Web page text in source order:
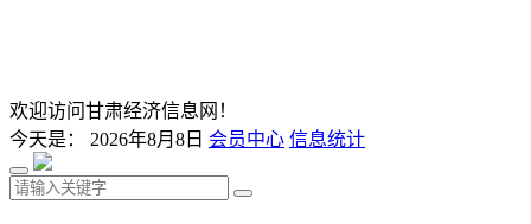
欢迎访问甘肃经济信息网！
今天是： 2026年8月8日 会员中心 信息统计